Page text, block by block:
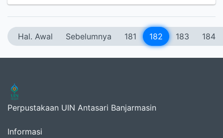
Hal. Awal Sebelumnya 181 182 183 184
Perpustakaan UIN Antasari Banjarmasin
Informasi